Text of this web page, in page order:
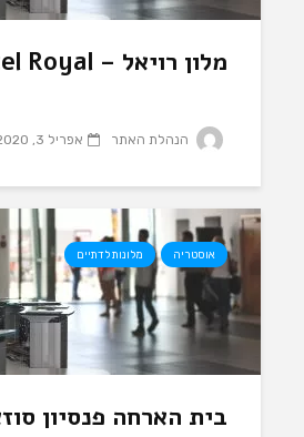
מלון רויאל – Hotel Royal
הנהלת האתר אפריל 3, 2020
אוסטריה מלונות לדתיים
בית הארחה פנסיון